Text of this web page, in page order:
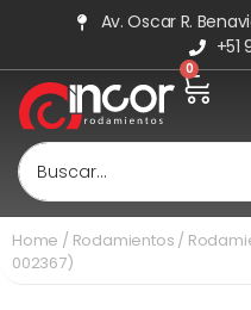
Av. Oscar R.
+51
0
Home / Rodamientos /
002367)